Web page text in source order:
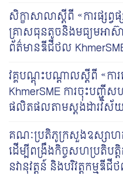
សិក្ខាសាលាស្តីពី «ការផ្សព្
គ្រាសធុនតូចនិងមធ្យមអាស៊ា
ព័ត៌មានឌីជីថល
វគ្គបណ្តុះបណ្តាលស្តីពី «ក
KhmerSME ការចុះបញ្ជី
ផលិតផលតាមស្តង់ដារវិស័យស
គណៈប្រតិភូក្រសួងឧស្សាហ
ដើម្បីពង្រឹងកិច្ចសហប្រតិបត្
នវានុវត្តន៍ និងបរិវត្តកម្មឌីជី